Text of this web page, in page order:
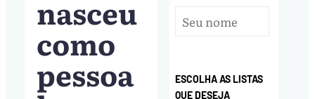
nasceu
como
pessoa
ESCOLHA AS LISTAS
QUE DESEJA